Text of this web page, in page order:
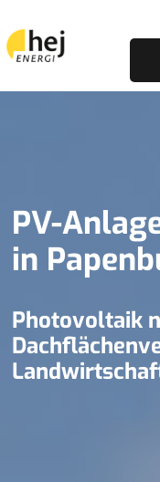
PV-
in
Photovoltaik